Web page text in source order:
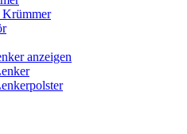
anzeigen